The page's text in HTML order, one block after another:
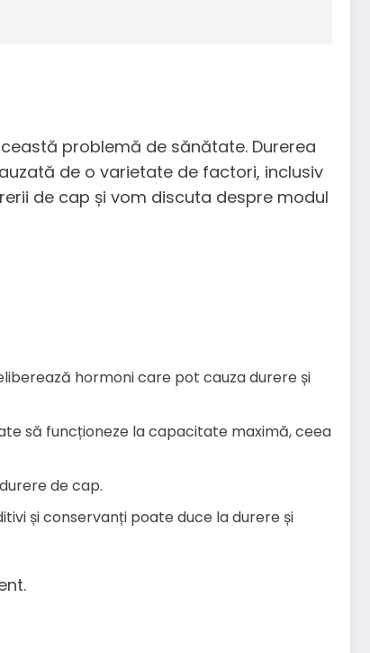
problemă de sănătate. Durerea
de o varietate de factori, inclusiv
de cap și vom discuta despre modul
hormoni care pot cauza durere și
să funcționeze la capacitate maximă, ceea
de cap.
și conservanți poate duce la durere și